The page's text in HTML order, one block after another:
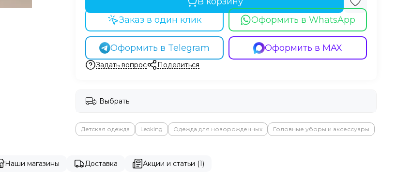
Оформить в WhatsApp
Оформить в Telegram Оформить в MAX
Заказ в один клик
Задать вопрос Поделиться
Выбрать
Детская одежда Leoking Одежда для новорожденных Головные уборы и аксессуары
Наши магазины Доставка Акции и статьи (1)